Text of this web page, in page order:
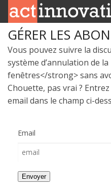
RUBRIQUES
INNOBOX
CONTACT
GÉRER LES
Vous pouvez suivre la
système d’annulation de
fenêtres</strong> sans
Chouette, pas vrai ?
email dans le champ ci-
Email